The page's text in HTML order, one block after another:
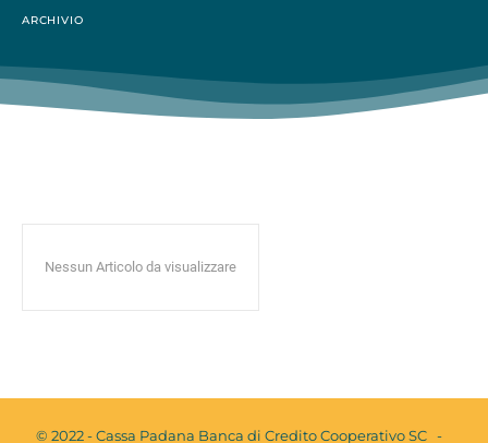
ARCHIVIO
Nessun Articolo da visualizzare
© 2022 - Cassa Padana Banca di Credito Cooperativo SC -